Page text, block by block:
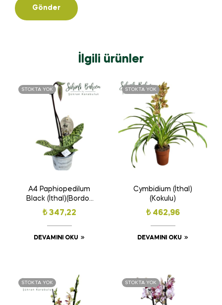
İlgili ürünler
STOKTA YOK
A4 Paphiopedilum
Black (İthal)(Bordo-
Siyah Çiçek Açar)
₺347,22
DEVAMINI OKU
STOKTA YOK
Cymbidium (İthal)
(Kokulu)
₺462,96
DEVAMINI OKU
STOKTA YOK STOKTA YOK